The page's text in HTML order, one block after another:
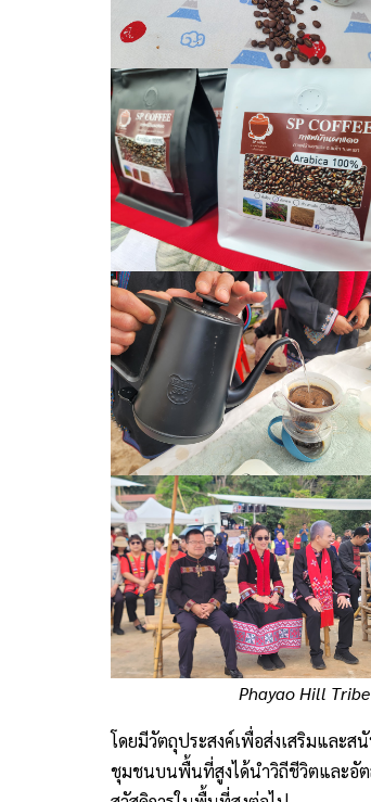
Phayao Hill
โดยมีวัตถุประสงค์เพื่อส่งเสริมและ
ชุมชนบนพื้นที่สูงได้นำวิถีชีวิตและอัต